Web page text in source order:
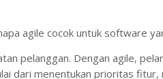
agile cocok untuk software
pelanggan. Dengan agile,
dari menentukan prioritas fitur,